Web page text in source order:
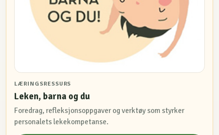
LÆRINGSRESSURS
Leken, barna og du
Foredrag, refleksjonsoppgaver og verktøy som styrker
personalets lekekompetanse.